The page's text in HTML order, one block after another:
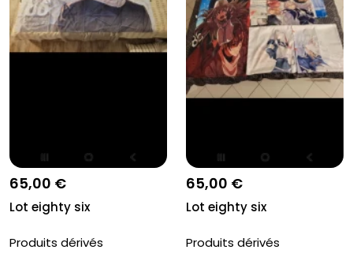
65,00 €
Lot eighty six
Produits dérivés
65,00 €
Lot eighty six
Produits dérivés